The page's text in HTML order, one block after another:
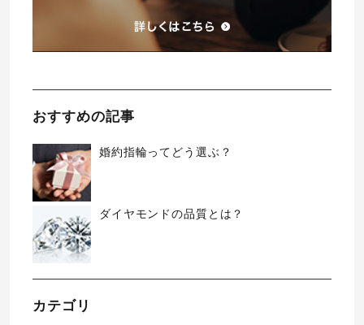
おすすめの記事
婚約指輪ってどう選ぶ？
ダイヤモンドの品質とは？
カテゴリ